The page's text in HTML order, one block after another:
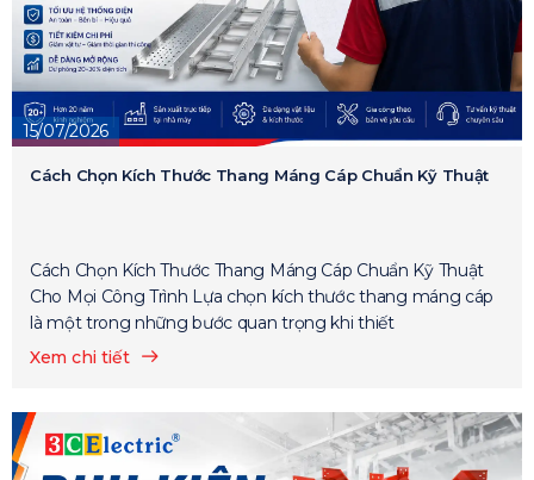
15/07/2026
Cách Chọn Kích Thước Thang Máng Cáp Chuẩn Kỹ Thuật
Cách Chọn Kích Thước Thang Máng Cáp Chuẩn Kỹ Thuật
Cho Mọi Công Trình Lựa chọn kích thước thang máng cáp
là một trong những bước quan trọng khi thiết
Xem chi tiết